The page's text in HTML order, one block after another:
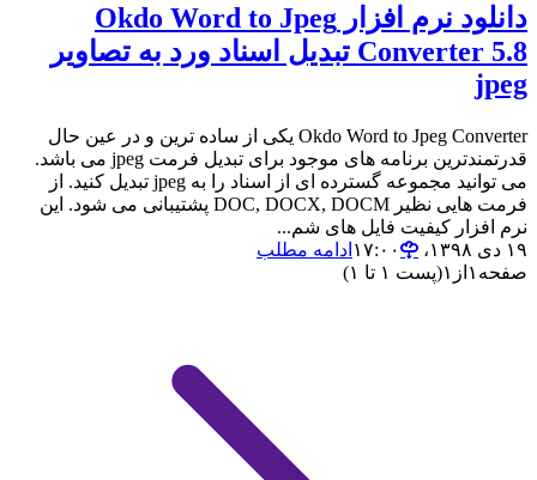
دانلود نرم افزار Okdo Word to Jpeg
Converter 5.8 تبدیل اسناد ورد به تصاویر
jpeg
Okdo Word to Jpeg Converter یکی از ساده ترین و در عین حال
قدرتمندترین برنامه های موجود برای تبدیل فرمت jpeg می باشد.
می توانید مجموعه گسترده ای از اسناد را به jpeg تبدیل کنید. از
فرمت هایی نظیر DOC, DOCX, DOCM پشتیبانی می شود. این
نرم افزار کیفیت فایل های شم...
۱۹ دی ۱۳۹۸،‏ ۱۷:۰۰
ادامه مطلب
صفحه ۱ از ۱(پست ۱ تا ۱)